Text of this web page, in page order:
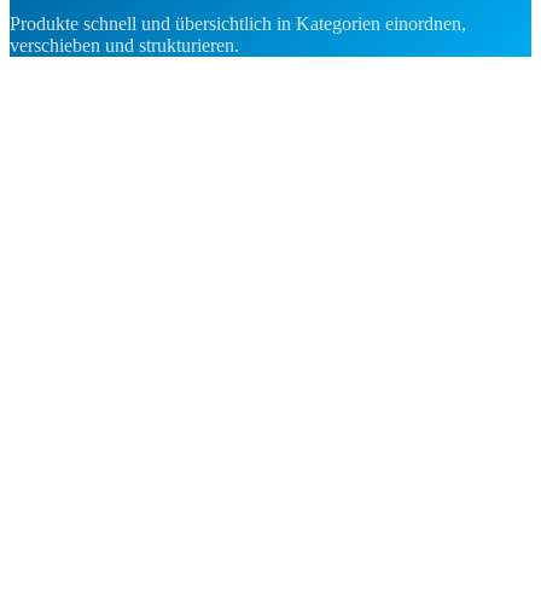
Produkte schnell und übersichtlich in Kategorien einordnen,
verschieben und strukturieren.